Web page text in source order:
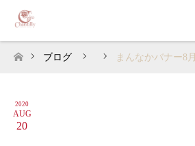
ホーム
ブログ まんなかバナー8月
2020
AUG
20